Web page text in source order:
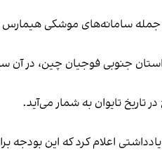
جمله سامانه‌های موشکی
اهداف ساحلی در استان جنوبی فوجیان
تایوان در یادداشتی اعلام کرد که این